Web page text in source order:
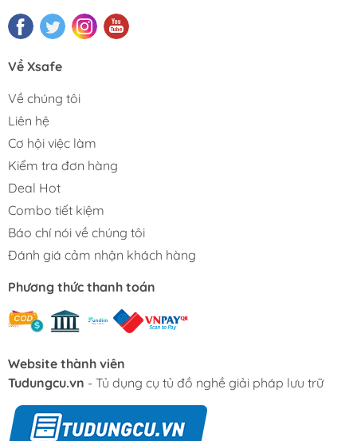
Về Xsafe
Về chúng tôi
Liên hệ
Cơ hội việc làm
Kiểm tra đơn hàng
Deal Hot
Combo tiết kiệm
Báo chí nói về chúng tôi
Đánh giá cảm nhận khách hàng
Phương thức thanh toán
Website thành viên
Tudungcu.vn - Tủ dụng cụ tủ đồ nghề giải pháp lưu trữ